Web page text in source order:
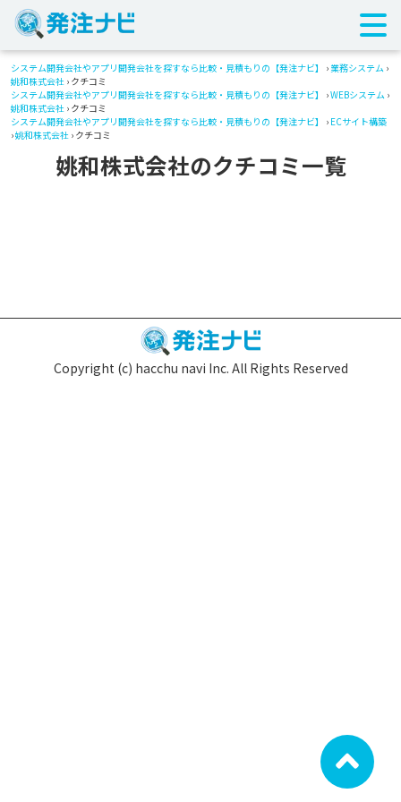
システム開発会社やアプリ開発会社を探すなら比較・見積もりの【発注ナビ】 › 業務システム ›
姚和株式会社 › クチコミ
システム開発会社やアプリ開発会社を探すなら比較・見積もりの【発注ナビ】
›WEBシステム ›
姚和株式会社 › クチコミ
システム開発会社やアプリ開発会社を探すなら比較・見積もりの【発注ナビ】
› ECサイト構築
›姚和株式会社 › クチコミ
姚和株式会社のクチコミ一覧
Copyright (c) hacchu navi Inc. All Rights Reserved